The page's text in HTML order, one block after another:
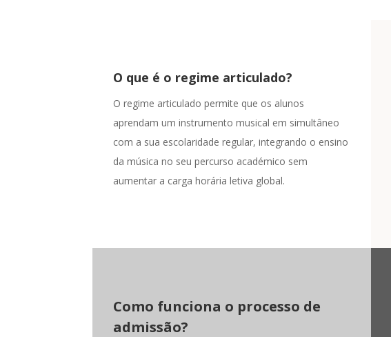
O que é o regime articulado?
O regime articulado permite que os alunos
aprendam um instrumento musical em simultâneo
com a sua escolaridade regular, integrando o ensino
da música no seu percurso académico sem
aumentar a carga horária letiva global.
Como funciona o processo de
admissão?